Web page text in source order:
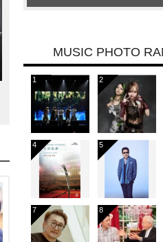
MUSIC PHOTO